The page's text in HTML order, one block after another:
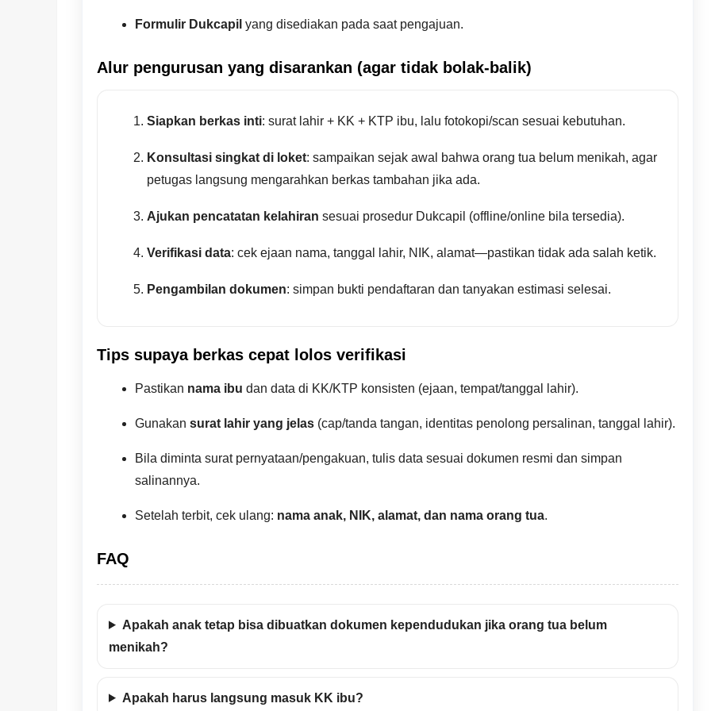
Formulir Dukcapil yang disediakan pada saat pengajuan.
Alur pengurusan yang disarankan (agar tidak bolak-balik)
Siapkan berkas inti: surat lahir + KK + KTP ibu, lalu fotokopi/scan sesuai kebutuhan.
Konsultasi singkat di loket: sampaikan sejak awal bahwa orang tua belum menikah, agar
petugas langsung mengarahkan berkas tambahan jika ada.
Ajukan pencatatan kelahiran sesuai prosedur Dukcapil (offline/online bila tersedia).
Verifikasi data: cek ejaan nama, tanggal lahir, NIK, alamat—pastikan tidak ada salah ketik.
Pengambilan dokumen: simpan bukti pendaftaran dan tanyakan estimasi selesai.
Tips supaya berkas cepat lolos verifikasi
Pastikan nama ibu dan data di KK/KTP konsisten (ejaan, tempat/tanggal lahir).
Gunakan surat lahir yang jelas (cap/tanda tangan, identitas penolong persalinan, tanggal lahir).
Bila diminta surat pernyataan/pengakuan, tulis data sesuai dokumen resmi dan simpan
salinannya.
Setelah terbit, cek ulang: nama anak, NIK, alamat, dan nama orang tua.
FAQ
Apakah anak tetap bisa dibuatkan dokumen kependudukan jika orang tua belum
menikah?
Apakah harus langsung masuk KK ibu?